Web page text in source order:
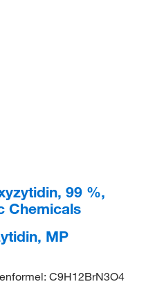
99 %,
Chemicals
MP
C9H12BrN3O4